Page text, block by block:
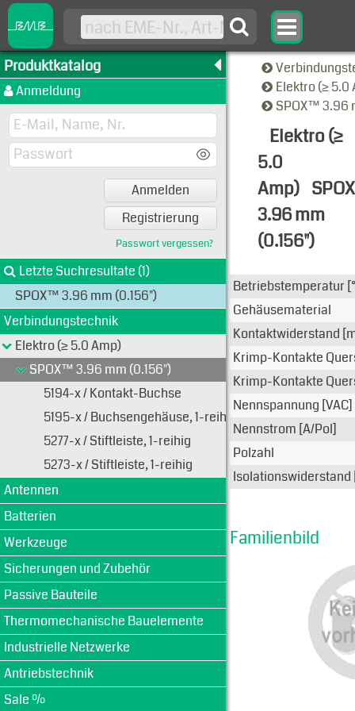
Produktkatalog
Anmeldung
Anmelden
Registrierung
Passwort vergessen?
Letzte Suchresultate (1)
SPOX™ 3.96 mm (0.156")
Verbindungstechnik
Elektro (≥ 5.0 Amp)
SPOX™ 3.96 mm (0.156")
5194-x / Kontakt-Buchse
5195-x / Buchsengehäuse, 1-reihig
5277-x / Stiftleiste, 1-reihig
5273-x / Stiftleiste, 1-reihig
Antennen
Batterien
Werkzeuge
Sicherungen und Zubehör
Passive Bauteile
Thermomechanische Bauelemente
Industrielle Netzwerke
Antriebstechnik
Sale %
Elektro (≥ 5.0
SPOX™ 3.96
Elektro (≥
5.0
Amp)
3.96 mm
(0.156")
Familien-
Betriebstemperatur
Gehäusematerial
Kontaktwiderstand
Krimp-Kontakte
Krimp-Kontakte
Nennspannung [VAC]
Nennstrom [A/Pol]
Polzahl
Familienbild